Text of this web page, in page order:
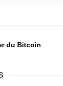
du Bitcoin